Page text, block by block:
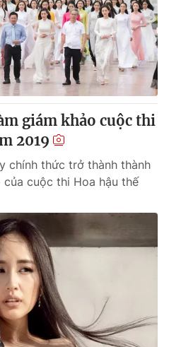
giám khảo cuộc thi
2019
chính thức trở thành thành
cuộc thi Hoa hậu thế